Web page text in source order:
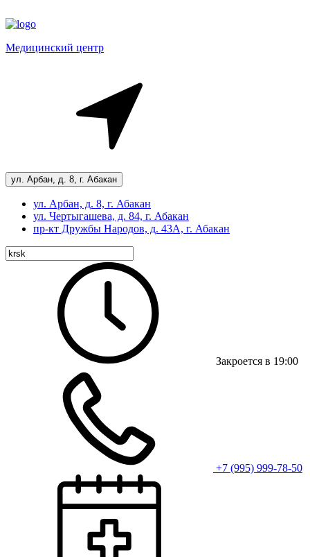
Медицинский центр
ул. Арбан, д. 8, г. Абакан
ул. Арбан, д. 8, г. Абакан
ул. Чертыгашева, д. 84, г. Абакан
пр-кт Дружбы Народов, д. 43А, г. Абакан
Закроется в 19:00
+7 (995) 999-78-50